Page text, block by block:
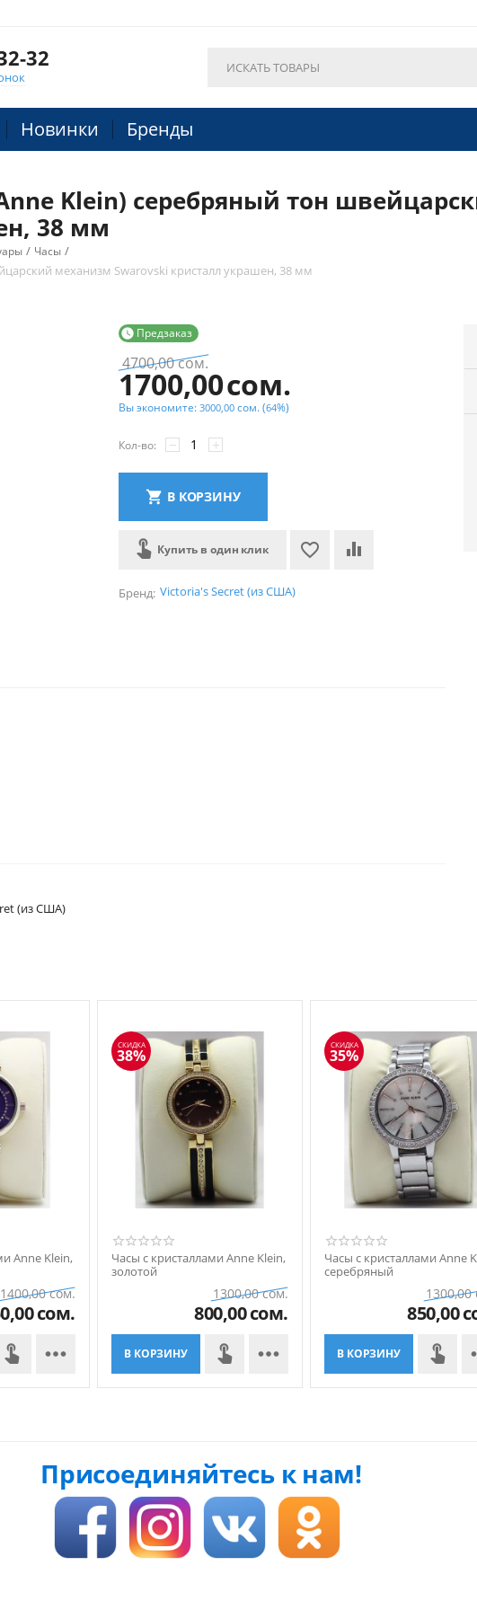
32
Новинки Бренды
Klein) серебряный тон
38 мм
/ Часы /
механизм Swarovski кристалл украшен, 38 мм
 Предзаказ
4700,00сом.
1700,00сом.
Вы экономите: 3000,00 сом.(64%)
Кол-во: +
−
В КОРЗИНУ
Купить в один клик
Бренд: Victoria's Secret (из США)
(из США)
Anne Klein,
1400,00 сом.
сом.

СКИДКА
38%
Часы с кристаллами Anne Klein,
золотой
1300,00 сом.
800,00сом.
В КОРЗИНУ 
СКИДКА
35%
Часы с кристаллами Anne
серебряный
1300,00
850,00
В КОРЗИНУ
Присоединяйтесь к нам!